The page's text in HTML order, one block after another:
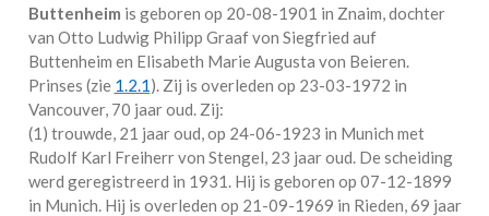
Buttenheim is geboren op 20-08-1901 in Znaim, dochter
van Otto Ludwig Philipp Graaf von Siegfried auf
Buttenheim en Elisabeth Marie Augusta von Beieren.
Prinses (zie 1.2.1). Zij is overleden op 23-03-1972 in
Vancouver, 70 jaar oud. Zij:
(1) trouwde, 21 jaar oud, op 24-06-1923 in Munich met
Rudolf Karl Freiherr von Stengel, 23 jaar oud. De scheiding
werd geregistreerd in 1931. Hij is geboren op 07-12-1899
in Munich. Hij is overleden op 21-09-1969 in Rieden, 69 jaar